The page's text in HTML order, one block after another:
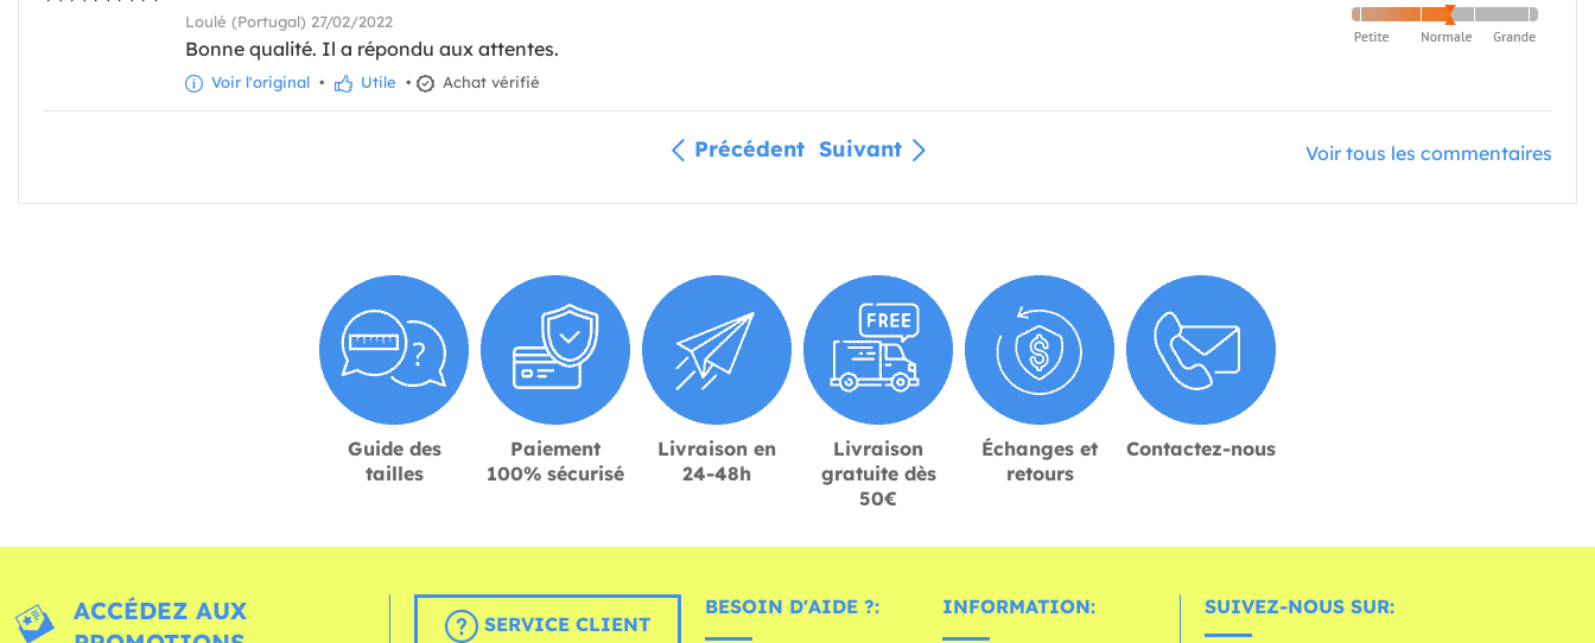
Loulé (Portugal) 27/02/2022
Bonne qualité. Il a répondu aux attentes.
Voir l'original • Utile • Achat vérifié
Précédent Suivant Voir tous les commentaires
Guide des
tailles
Paiement
100% sécurisé
Livraison en
24-48h
Livraison
gratuite dès
50€
Échanges et
retours
Contactez-nous
ACCÉDEZ AUX
SERVICE CLIENT
BESOIN D'AIDE ?: INFORMATION: SUIVEZ-NOUS SUR: